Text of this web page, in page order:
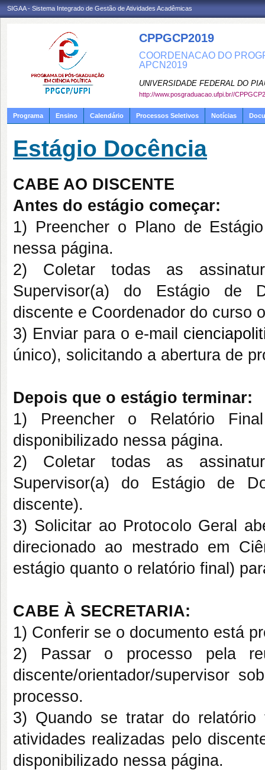
SIGAA - Sistema Integrado de Gestão de Atividades Acadêmicas
CPPGCP2019
COORDENACAO DO
APCN2019
UNIVERSIDADE FEDERAL DO
http://www.posgraduacao.ufpi.br//
Programa Ensino Calendário Processos Seletivos Notícias
Estágio Docência
CABE AO DISCENTE
Antes do estágio começar:
1) Preencher o Plano de
nessa página.
2) Coletar todas as
Supervisor(a) do Estágio de
discente e Coordenador do curso
3) Enviar para o e-mail
único), solicitando a abertura de
Depois que o estágio terminar:
1) Preencher o
Relatório
disponibilizado nessa página.
2) Coletar todas as
Supervisor(a) do Estágio de
discente).
3) Solicitar ao Protocolo Geral
direcionado ao mestrado em
estágio quanto o relatório final)
CABE À SECRETARIA:
1) Conferir se o documento está
2) Passar o processo pela
discente/orientador/supervisor
processo.
3) Quando se tratar do
atividades realizadas pelo
disponibilizado nessa página.